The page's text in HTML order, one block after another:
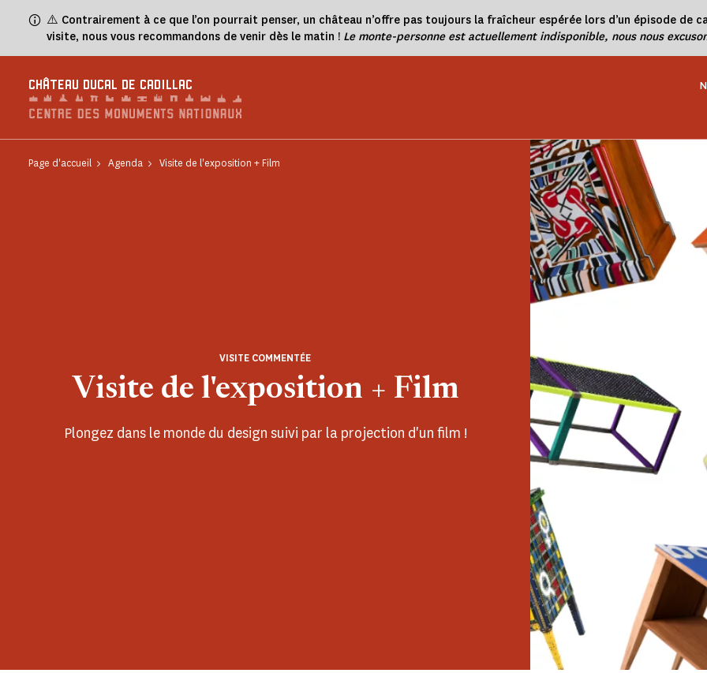
⚠️ Contrairement à ce que l’on pourrait penser, un château n’offre pas toujours la fraîcheur espérée lors d’un épisode de
visite, nous vous recommandons de venir dès le matin ! Le monte-personne est actuellement indisponible, nous nous
CHÂTEAU DUCAL DE CADILLAC
Page d'accueil Agenda Visite de l'exposition + Film
Visite de l'exposition + Film
VISITE COMMENTÉE
Plongez dans le monde du design suivi par la projection d'un film !